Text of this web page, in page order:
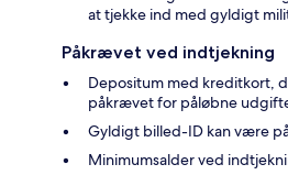
at tjekke ind med gyldigt
Påkrævet ved indtjekning
Depositum med kreditkort,
påkrævet for påløbne
Gyldigt billed-ID kan være
Minimumsalder ved